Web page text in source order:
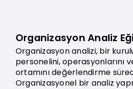
Organizasyon Analiz
Organizasyon analizi, bir
personelini, operasyonlarını
ortamını değerlendirme
Organizasyonel bir analiz